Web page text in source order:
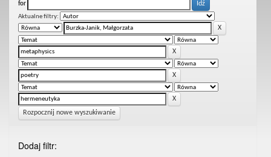
for
Aktualne filtry:
Rozpocznij nowe wyszukiwanie
Dodaj filtr: